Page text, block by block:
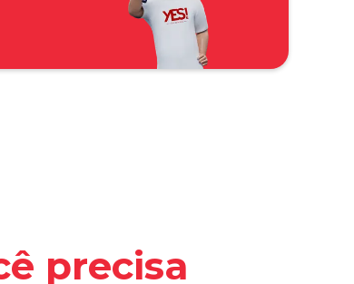
sim ao
precisa